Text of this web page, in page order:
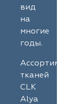
вид
на
многие
годы.
тканей
CLK
Alya